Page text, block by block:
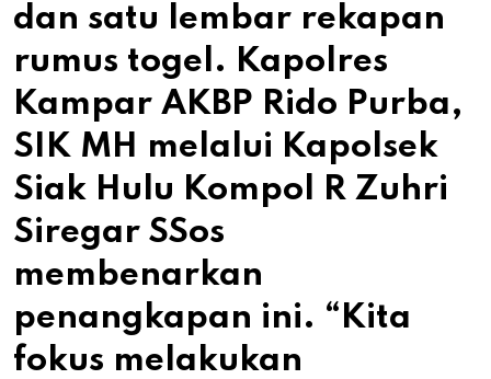
dan satu lembar rekapan
rumus togel. Kapolres
Kampar AKBP Rido Purba,
SIK MH melalui Kapolsek
Siak Hulu Kompol R Zuhri
Siregar SSos
membenarkan
penangkapan ini. “Kita
fokus melakukan